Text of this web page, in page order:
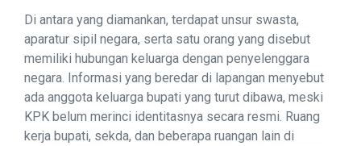
Di antara yang diamankan, terdapat unsur swasta,
aparatur sipil negara, serta satu orang yang disebut
memiliki hubungan keluarga dengan penyelenggara
negara. Informasi yang beredar di lapangan menyebut
ada anggota keluarga bupati yang turut dibawa, meski
KPK belum merinci identitasnya secara resmi. Ruang
kerja bupati, sekda, dan beberapa ruangan lain di